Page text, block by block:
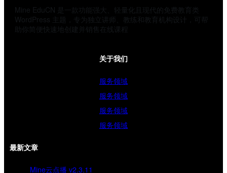
Mine EduCN 是一款功能强大、轻量化且现代的免费教育类
WordPress 主题，专为独立讲师、教练和教育机构设计，可帮
助你简便快速地创建并销售在线课程
关于我们
服务领域
服务领域
服务领域
服务领域
最新文章
Mine云点播 v2.3.11